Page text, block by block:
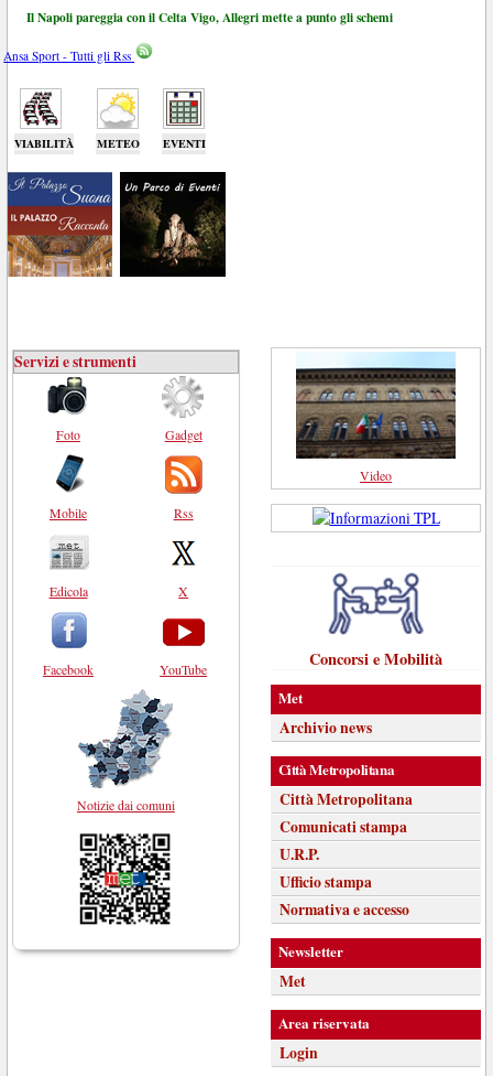
Il Napoli pareggia con il Celta Vigo, Allegri mette a punto gli schemi
Ansa Sport - Tutti gli Rss
VIABILITÀ METEO EVENTI
Servizi e strumenti
Foto
Mobile
Edicola
Facebook
Gadget
Rss
X
YouTube
Notizie dai comuni
Video
Concorsi e Mobilità
Met
Archivio news
Città Metropolitana
Città Metropolitana
Comunicati stampa
U.R.P.
Ufficio stampa
Normativa e accesso
Newsletter
Met
Area riservata
Login